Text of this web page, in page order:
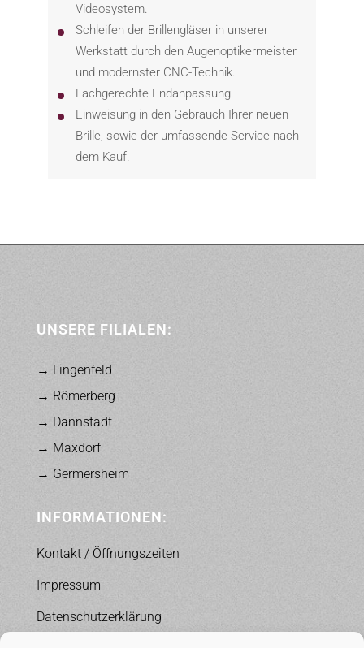
Videosystem.
Schleifen der Brillengläser in unserer
Werkstatt durch den Augenoptikermeister
und modernster CNC-Technik.
Fachgerechte Endanpassung.
Einweisung in den Gebrauch Ihrer neuen
Brille, sowie der umfassende Service nach
dem Kauf.
UNSERE FILIALEN:
→ Lingenfeld
→ Römerberg
→ Dannstadt
→ Maxdorf
→ Germersheim
INFORMATIONEN:
Kontakt / Öffnungszeiten
Impressum
Datenschutzerklärung